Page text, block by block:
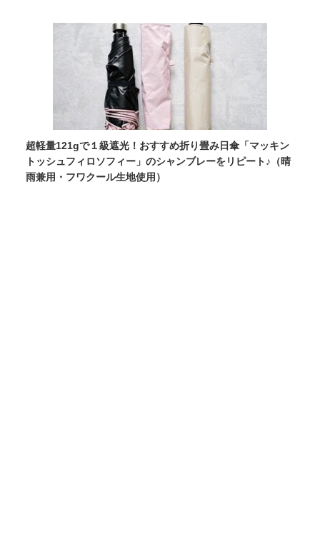
超軽量121gで１級遮光！おすすめ折り畳み日傘「マッキン
トッシュフィロソフィー」のシャンブレーをリピート♪（晴
雨兼用・フワクール生地使用）